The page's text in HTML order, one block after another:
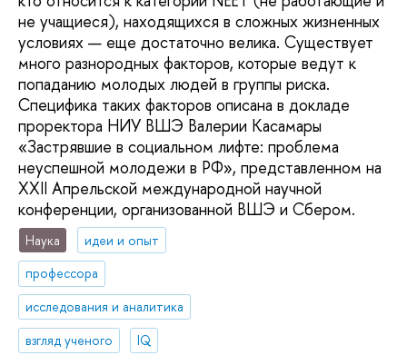
не учащиеся), находящихся в сложных жизненных
условиях — еще достаточно велика. Существует
много разнородных факторов, которые ведут к
попаданию молодых людей в группы риска.
Специфика таких факторов описана в докладе
проректора НИУ ВШЭ Валерии Касамары
«Застрявшие в социальном лифте: проблема
неуспешной молодежи в РФ», представленном на
XXII Апрельской международной научной
конференции, организованной ВШЭ и Сбером.
Наука
идеи и опыт
профессора
исследования и аналитика
взгляд ученого
IQ